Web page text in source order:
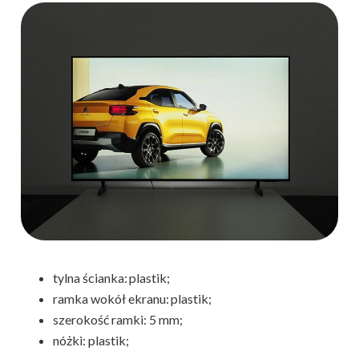
tylna ścianka: plastik;
ramka wokół ekranu: plastik;
szerokość ramki: 5 mm;
nóżki: plastik;